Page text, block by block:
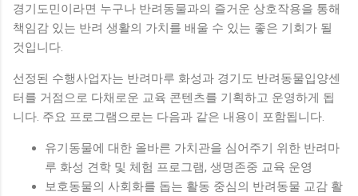
경기도민이라면 누구나 반려동물과의 즐거운 상호작용을 통해
책임감 있는 반려 생활의 가치를 배울 수 있는 좋은 기회가 될
것입니다.
선정된 수행사업자는 반려마루 화성과 경기도 반려동물입양센
터를 거점으로 다채로운 교육 콘텐츠를 기획하고 운영하게 됩
니다. 주요 프로그램으로는 다음과 같은 내용이 포함됩니다.
유기동물에 대한 올바른 가치관을 심어주기 위한 반려마
루 화성 견학 및 체험 프로그램, 생명존중 교육 운영
보호동물의 사회화를 돕는 활동 중심의 반려동물 교감 활